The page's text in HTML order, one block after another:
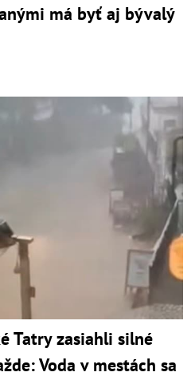
má byť aj bývalý
Tatry zasiahli silné
Voda v mestách sa